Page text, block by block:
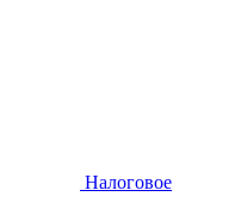
Налоговое